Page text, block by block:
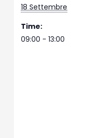
18 Settembre
Time:
09:00 - 13:00